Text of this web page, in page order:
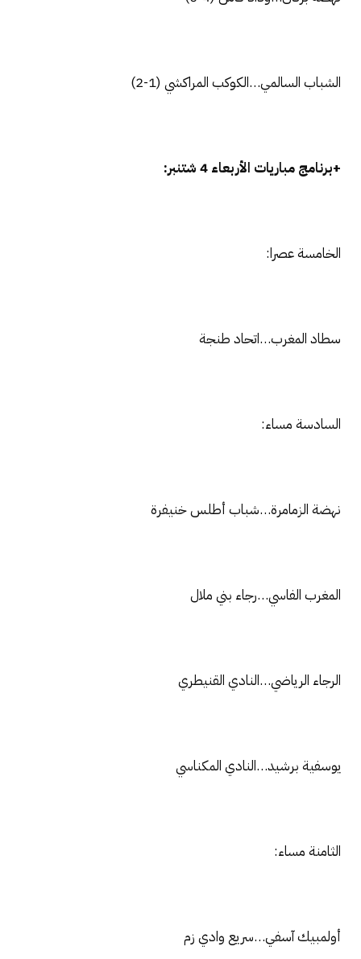
الشباب السالمي…الكوكب المراكشي (1-2)
+برنامج مباريات الأربعاء 4 شتنبر:
الخامسة عصرا:
سطاد المغرب…اتحاد طنجة
السادسة مساء:
نهضة الزمامرة…شباب أطلس خنيفرة
المغرب الفاسي…رجاء بني ملال
الرجاء الرياضي…النادي القنيطري
يوسفية برشيد…النادي المكناسي
الثامنة مساء:
أولمبيك آسفي…سريع وادي زم